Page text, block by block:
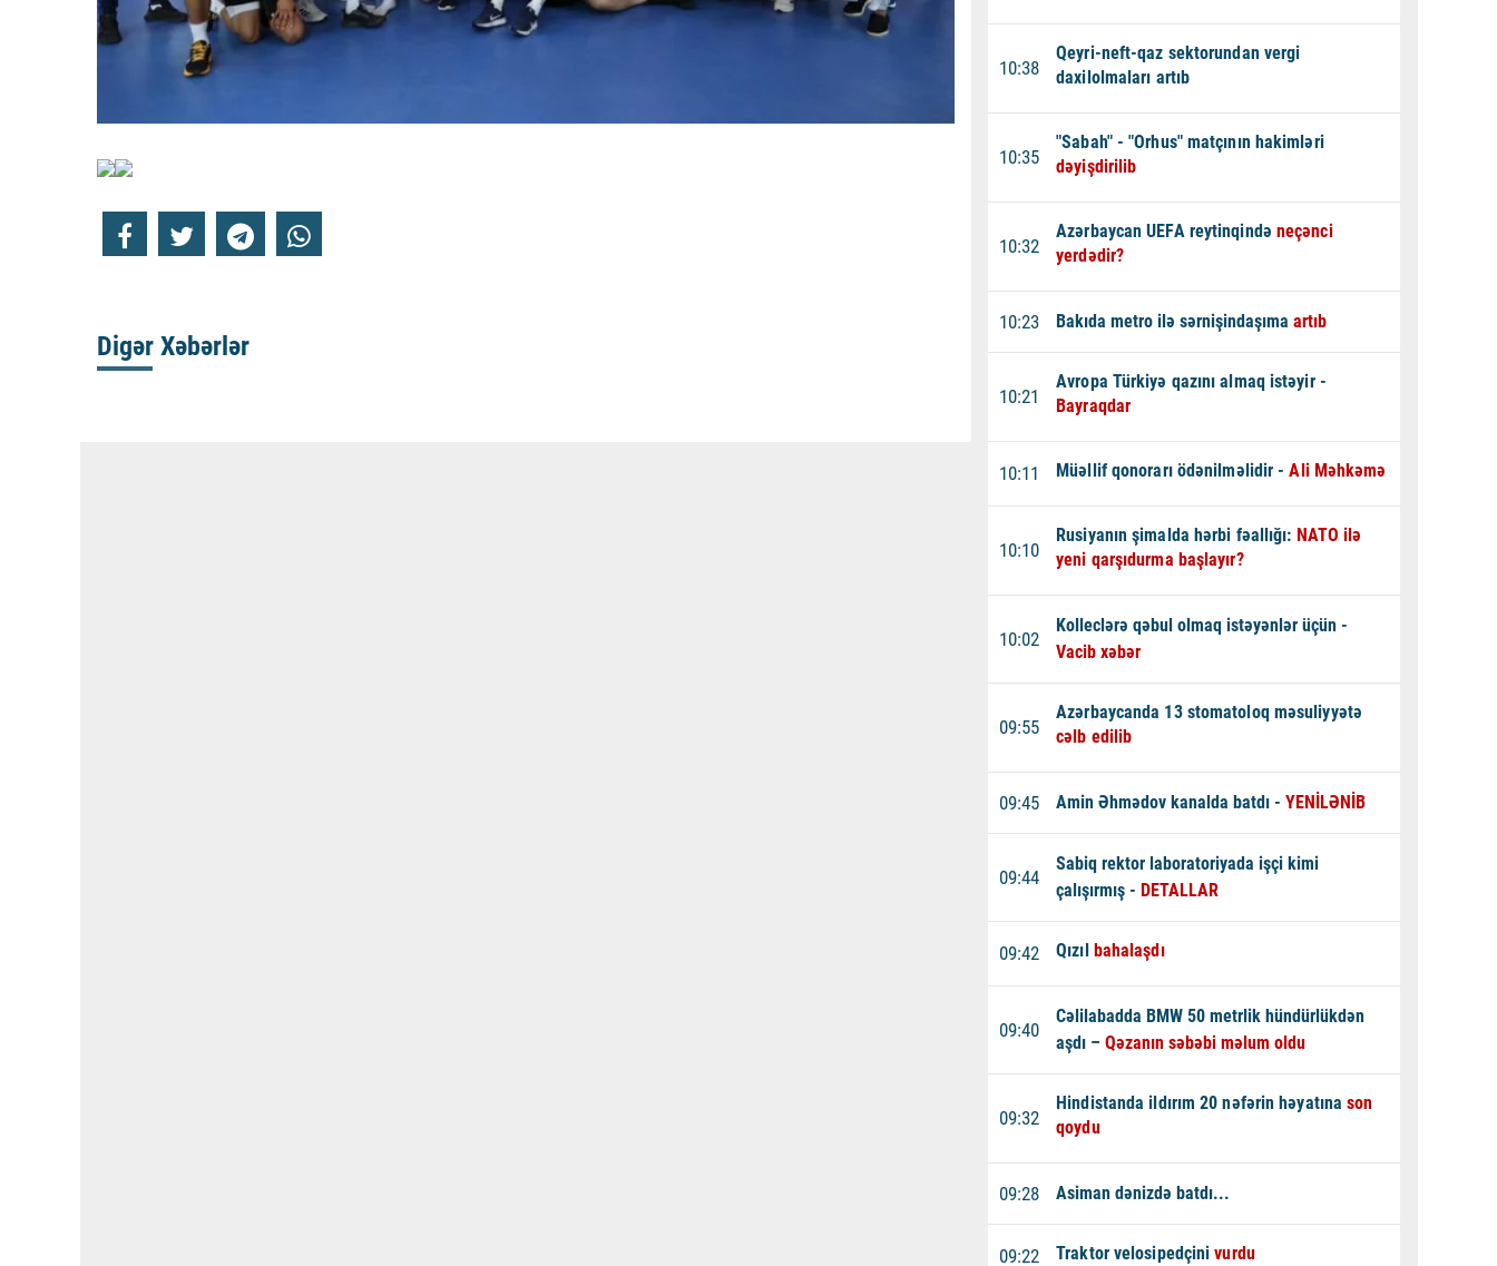
Digər Xəbərlər
10:38
Qeyri-neft-qaz sektorundan vergi
daxilolmaları artıb
10:35
"Sabah" - "Orhus" matçının hakimləri
dəyişdirilib
10:32
Azərbaycan UEFA reytinqində neçənci
yerdədir?
10:23 Bakıda metro ilə sərnişindaşımaartıb
10:21
Avropa Türkiyə qazını almaq istəyir -
Bayraqdar
10:11 Müəllif qonorarı ödənilməlidir -Ali Məhkəmə
10:10
Rusiyanın şimalda hərbi fəallığı: NATO ilə
yeni qarşıdurma başlayır?
10:02
Kolleclərə qəbul olmaq istəyənlər üçün -
Vacib xəbər
09:55
Azərbaycanda 13 stomatoloq məsuliyyətə
cəlb edilib
09:45 Amin Əhmədov kanalda batdı -YENİLƏNİB
09:44
Sabiq rektor laboratoriyada işçi kimi
çalışırmış - DETALLAR
09:42 Qızıl bahalaşdı
09:40
Cəlilabadda BMW 50 metrlik hündürlükdən
aşdı –Qəzanın səbəbi məlum oldu
09:32
Hindistanda ildırım 20 nəfərin həyatınason
qoydu
09:28 Asiman dənizdə batdı...
09:22 Traktor velosipedçinivurdu